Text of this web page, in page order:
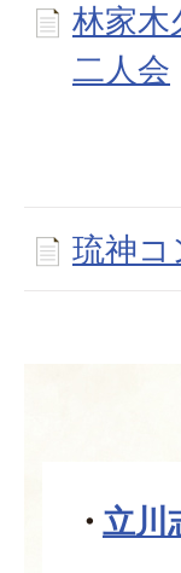
林家木
二人会
琉神コ
立川